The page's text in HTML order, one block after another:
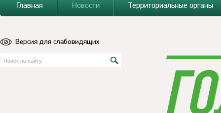
Главная
Новости Территориальные органы
Версия для слабовидящих